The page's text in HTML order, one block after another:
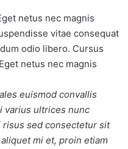
netus nec magnis
vitae consequat
odio libero. Cursus
netus nec magnis
euismod convallis
varius ultrices nunc
risus sed consectetur sit
mi et, proin etiam